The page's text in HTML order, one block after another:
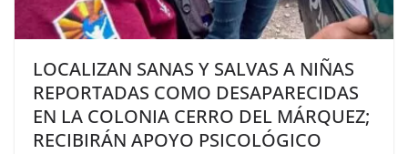
LOCALIZAN SANAS Y SALVAS A NIÑAS
REPORTADAS COMO DESAPARECIDAS
EN LA COLONIA CERRO DEL MÁRQUEZ;
RECIBIRÁN APOYO PSICOLÓGICO